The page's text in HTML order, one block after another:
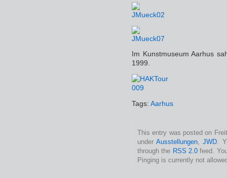
Im Kunstmuseum Aarhus
1999.
Tags: Aarhus
This entry was posted on
underAusstellungen ,JWD .
through the RSS 2.0 feed.
Pinging is currently not